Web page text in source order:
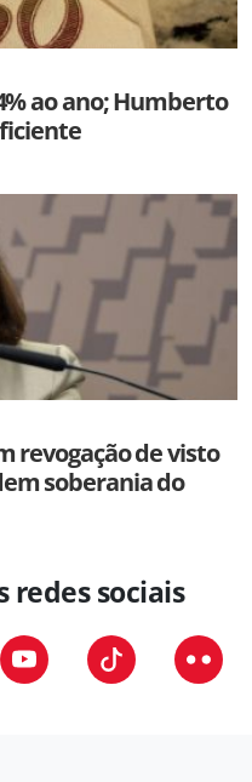
ao ano; Humberto
revogação de visto
soberania do
redes sociais